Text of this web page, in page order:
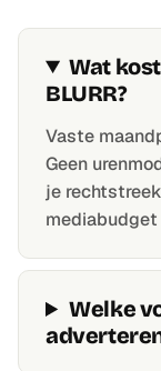
Wat
BLURR?
Vaste
Geen
je
Welke